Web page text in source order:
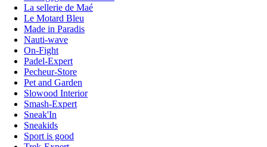
La sellerie de Maé
Le Motard Bleu
Made in Paradis
Nauti-wave
On-Fight
Padel-Expert
Pecheur-Store
Pet and Garden
Slowood Interior
Smash-Expert
Sneak'In
Sneakids
Sport is good